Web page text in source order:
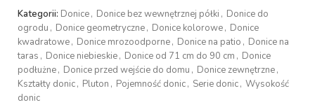
Kategorii: Donice, Donice bez wewnętrznej półki , Donice do
ogrodu , Donice geometryczne, Donice kolorowe, Donice
kwadratowe, Donice mrozoodporne, Donice na patio , Donice na
taras , Donice niebieskie, Donice od 71 cm do 90 cm , Donice
podłużne, Donice przed wejście do domu , Donice zewnętrzne,
Kształty donic, Pluton , Pojemność donic, Serie donic, Wysokość
donic